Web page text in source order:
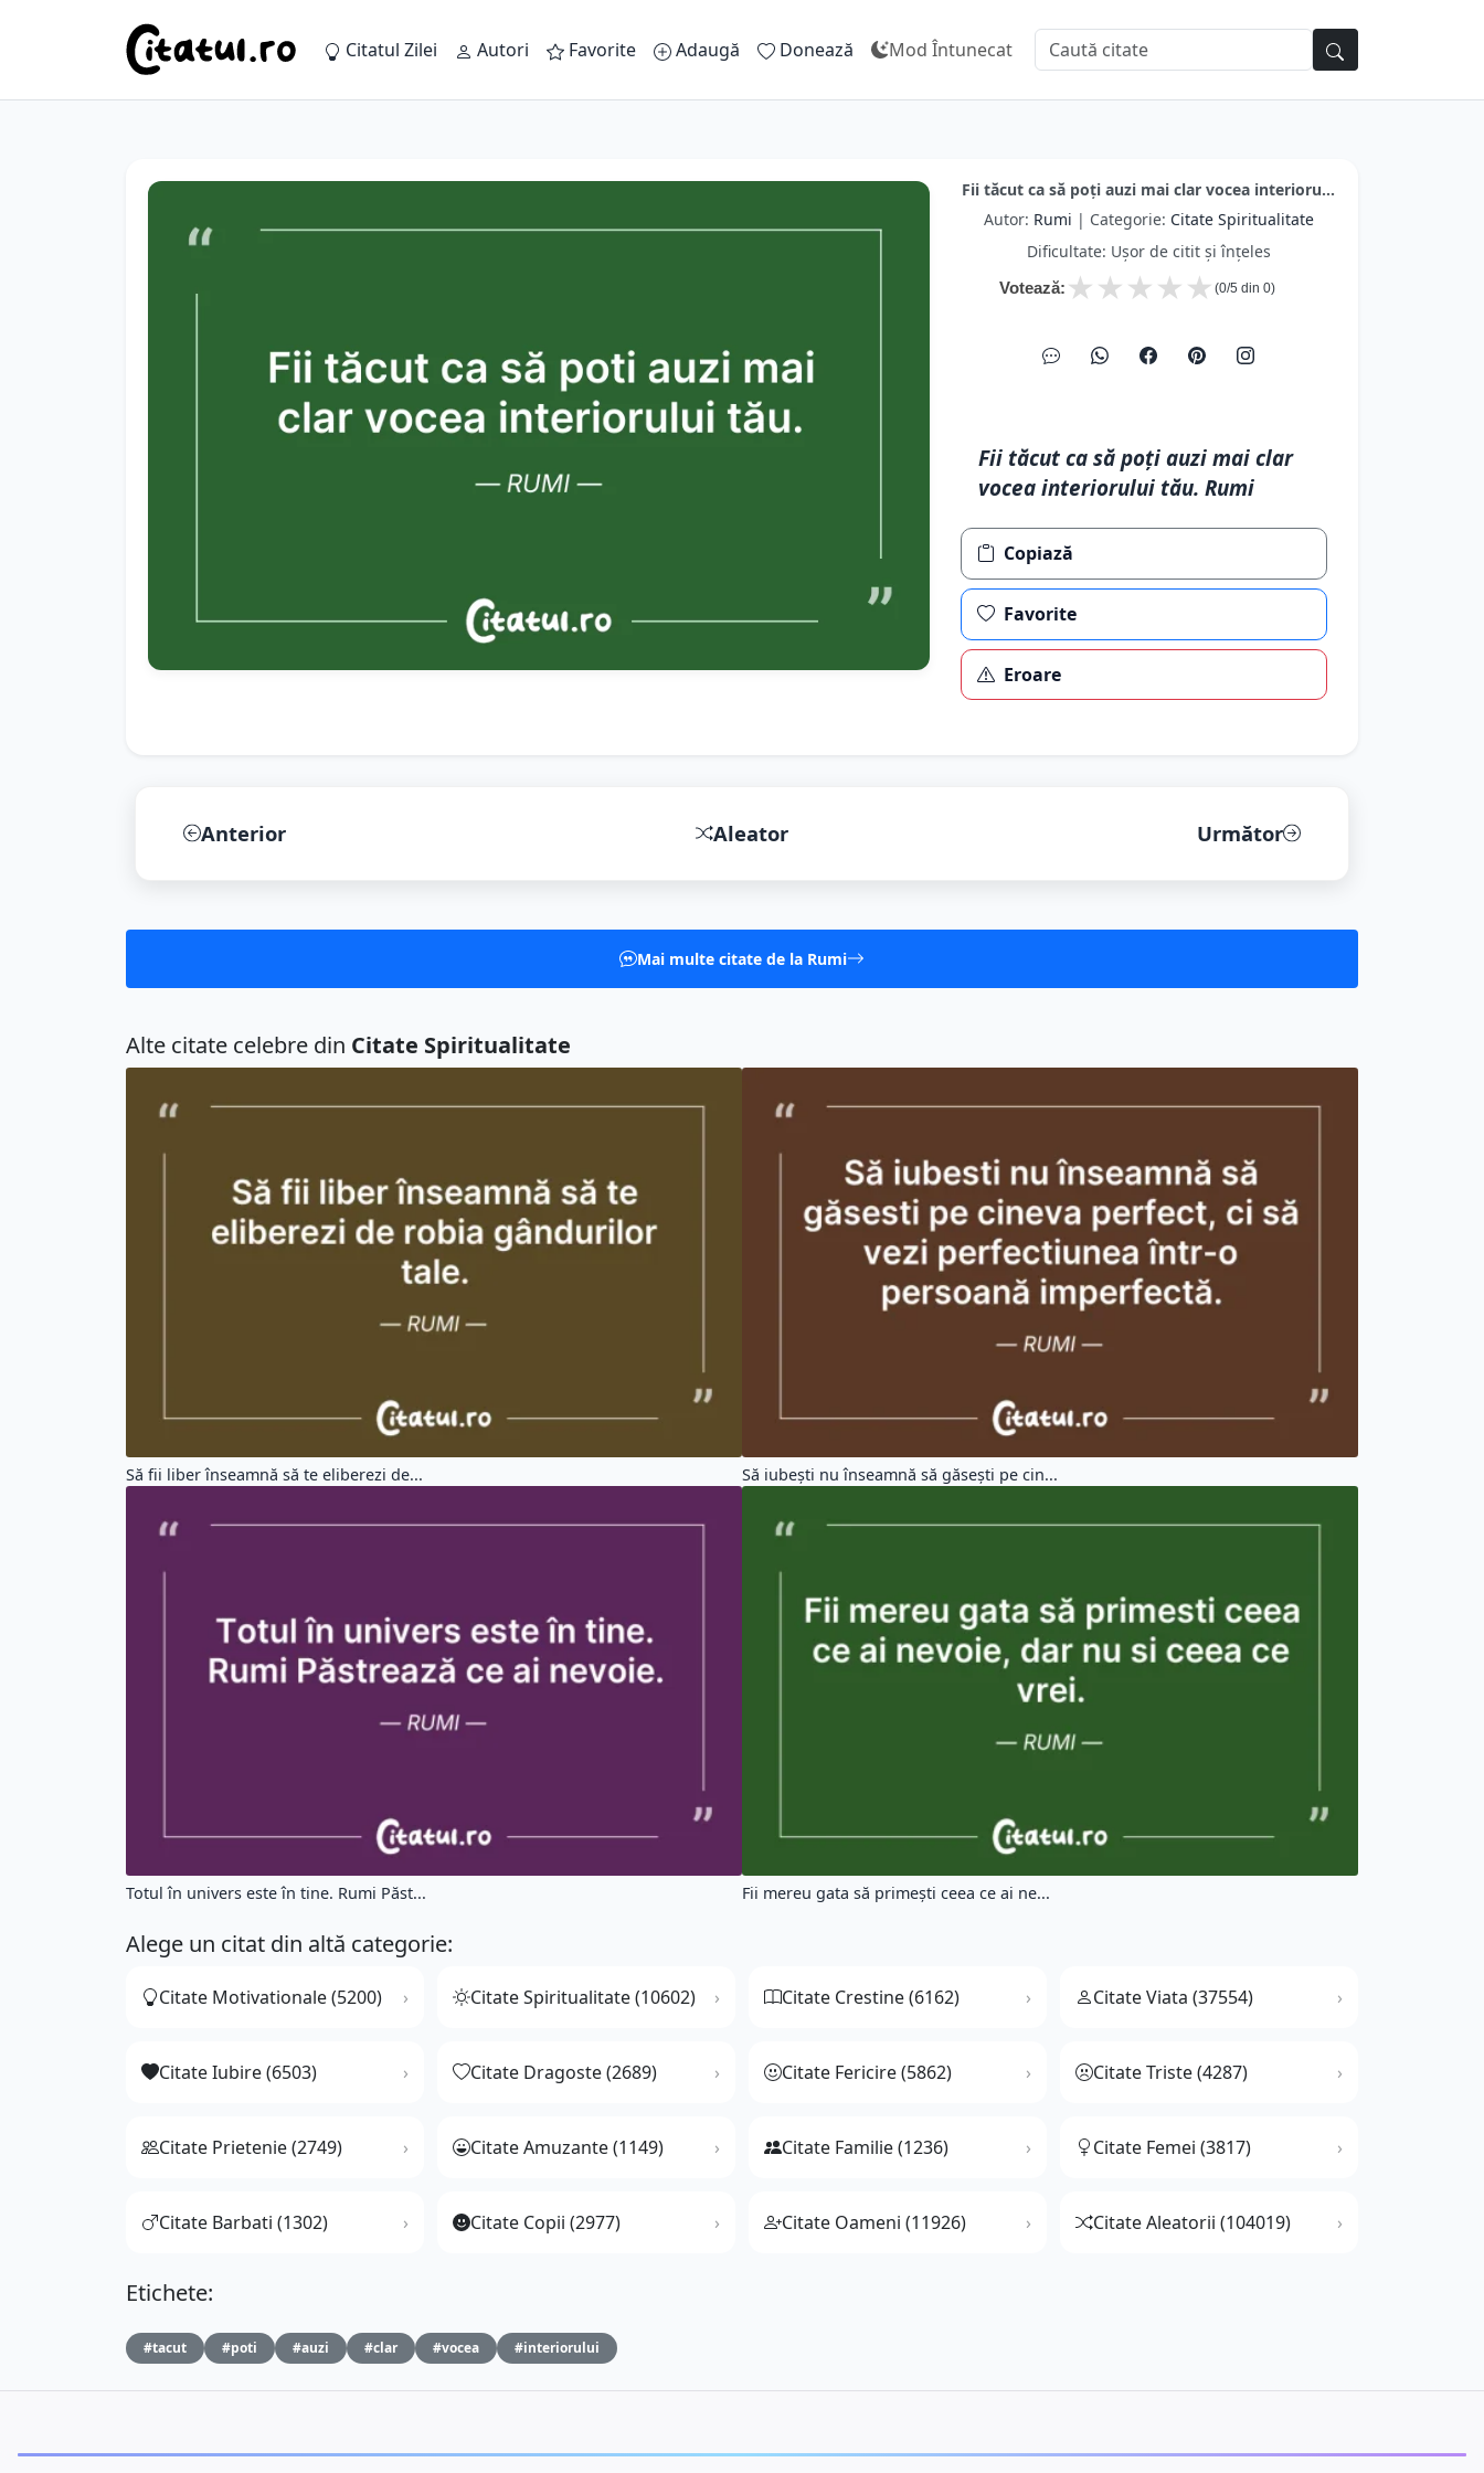
Citatul Zilei Autori Favorite Adaugă Donează Mod Întunecat
Fii tăcut ca să poți auzi mai clar vocea interioru...
Autor: Rumi | Categorie: Citate Spiritualitate
Dificultate: Ușor de citit și înțeles
Votează: ★
★
★
★
★ (0/5 din 0)
Fii tăcut ca să poți auzi mai clar
vocea interiorului tău. Rumi
Copiază
Favorite
Eroare
Anterior Aleator Următor
Mai multe citate de la Rumi
Alte citate celebre din Citate Spiritualitate
Să fii liber înseamnă să te eliberezi de... Să iubești nu înseamnă să găsești pe cin...
Totul în univers este în tine. Rumi Păst... Fii mereu gata să primești ceea ce ai ne...
Alege un citat din altă categorie:
Citate Motivationale (5200) Citate Spiritualitate (10602) Citate Crestine (6162) Citate Viata (37554)
Citate Iubire (6503) Citate Dragoste (2689) Citate Fericire (5862) Citate Triste (4287)
Citate Prietenie (2749) Citate Amuzante (1149) Citate Familie (1236) Citate Femei (3817)
Citate Barbati (1302) Citate Copii (2977) Citate Oameni (11926) Citate Aleatorii (104019)
Etichete:
#tacut #poti #auzi #clar #vocea #interiorului